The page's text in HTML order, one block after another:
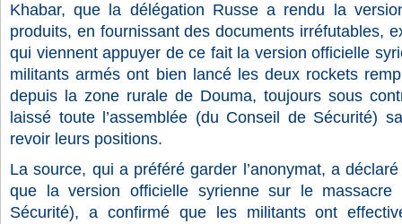
Khabar, que la délégation Russe a rendu la
produits, en fournissant des documents irréfutables,
qui viennent appuyer de ce fait la version officielle
militants armés ont bien lancé les deux rockets
depuis la zone rurale de Douma, toujours sous
laissé toute l’assemblée (du Conseil de Sécurité)
revoir leurs positions.
La source, qui a préféré garder l’anonymat, a
que la version officielle syrienne sur le massacre
Sécurité), a confirmé que les militants ont